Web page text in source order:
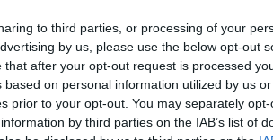
to third parties, or processing of your
by us, please use the below opt-out
after your opt-out request is processed
on personal information utilized by us
prior to your opt-out. You may separately
by third parties on the IAB’s list of
fatto. Adesso continuiamo a
17, alPalaParenti di Santa Croce
3-1 su Porto Viro nell’ultimo